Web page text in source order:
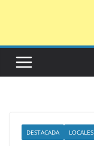
DESTACADA LOCALES